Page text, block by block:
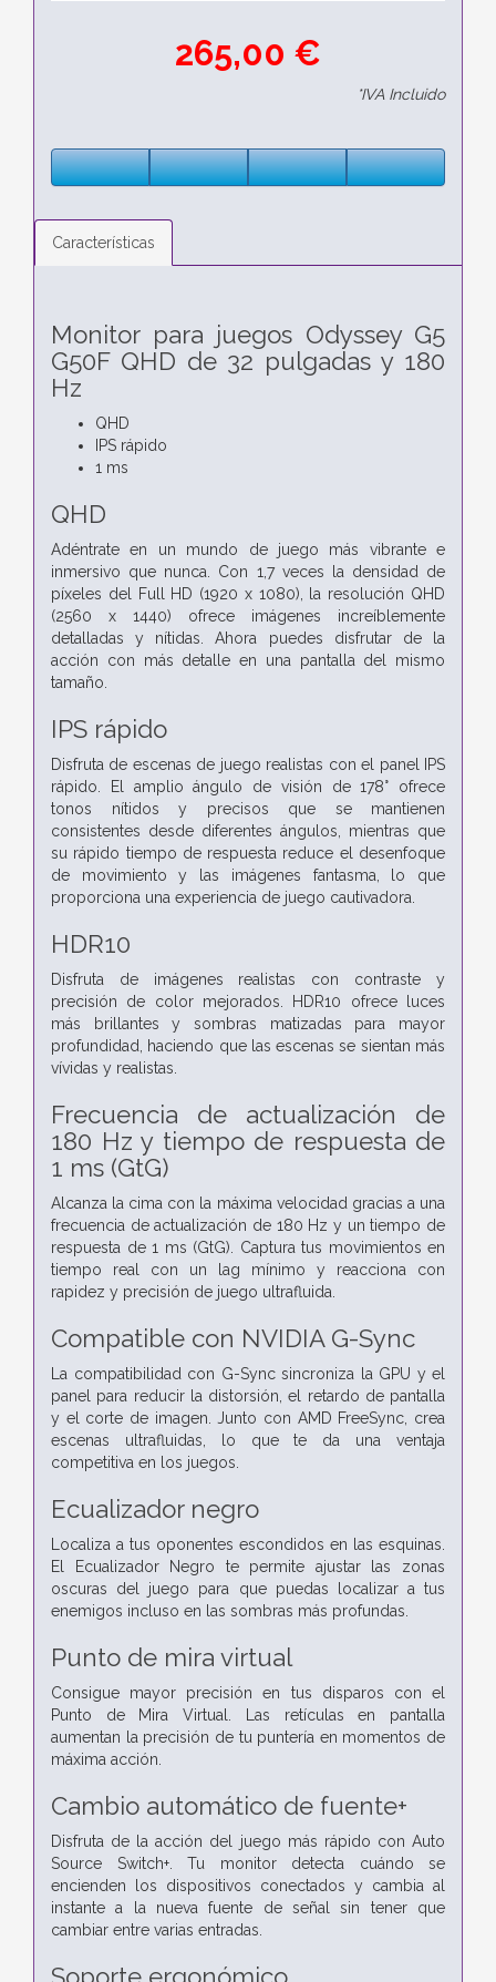
265,00 €
*IVA Incluido
Características
Monitor para juegos Odyssey G5
G50F QHD de 32 pulgadas y 180
Hz
QHD
IPS rápido
1 ms
QHD
Adéntrate en un mundo de juego más vibrante e
inmersivo que nunca. Con 1,7 veces la densidad de
píxeles del Full HD (1920 x 1080), la resolución QHD
(2560 x 1440) ofrece imágenes increíblemente
detalladas y nítidas. Ahora puedes disfrutar de la
acción con más detalle en una pantalla del mismo
tamaño.
IPS rápido
Disfruta de escenas de juego realistas con el panel IPS
rápido. El amplio ángulo de visión de 178° ofrece
tonos nítidos y precisos que se mantienen
consistentes desde diferentes ángulos, mientras que
su rápido tiempo de respuesta reduce el desenfoque
de movimiento y las imágenes fantasma, lo que
proporciona una experiencia de juego cautivadora.
HDR10
Disfruta de imágenes realistas con contraste y
precisión de color mejorados. HDR10 ofrece luces
más brillantes y sombras matizadas para mayor
profundidad, haciendo que las escenas se sientan más
vívidas y realistas.
Frecuencia de actualización de
180 Hz y tiempo de respuesta de
1 ms (GtG)
Alcanza la cima con la máxima velocidad gracias a una
frecuencia de actualización de 180 Hz y un tiempo de
respuesta de 1 ms (GtG). Captura tus movimientos en
tiempo real con un lag mínimo y reacciona con
rapidez y precisión de juego ultrafluida.
Compatible con NVIDIA G-Sync
La compatibilidad con G-Sync sincroniza la GPU y el
panel para reducir la distorsión, el retardo de pantalla
y el corte de imagen. Junto con AMD FreeSync, crea
escenas ultrafluidas, lo que te da una ventaja
competitiva en los juegos.
Ecualizador negro
Localiza a tus oponentes escondidos en las esquinas.
El Ecualizador Negro te permite ajustar las zonas
oscuras del juego para que puedas localizar a tus
enemigos incluso en las sombras más profundas.
Punto de mira virtual
Consigue mayor precisión en tus disparos con el
Punto de Mira Virtual. Las retículas en pantalla
aumentan la precisión de tu puntería en momentos de
máxima acción.
Cambio automático de fuente+
Disfruta de la acción del juego más rápido con Auto
Source Switch+. Tu monitor detecta cuándo se
encienden los dispositivos conectados y cambia al
instante a la nueva fuente de señal sin tener que
cambiar entre varias entradas.
Soporte ergonómico